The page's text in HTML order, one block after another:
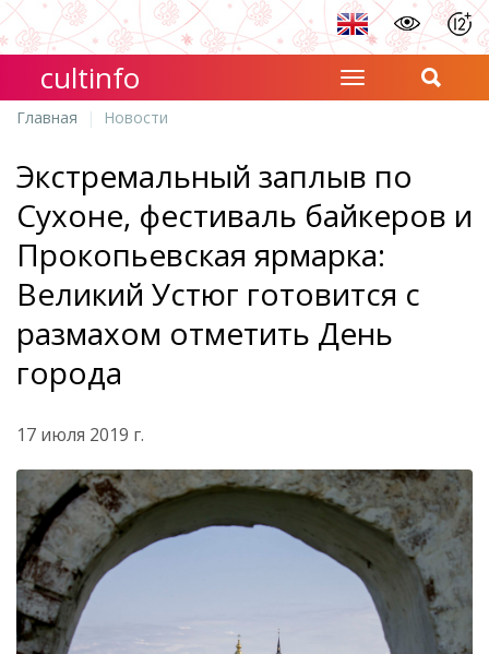
cultinfo
Главная Новости
Экстремальный заплыв по
Сухоне, фестиваль байкеров и
Прокопьевская ярмарка:
Великий Устюг готовится с
размахом отметить День
города
17 июля 2019 г.